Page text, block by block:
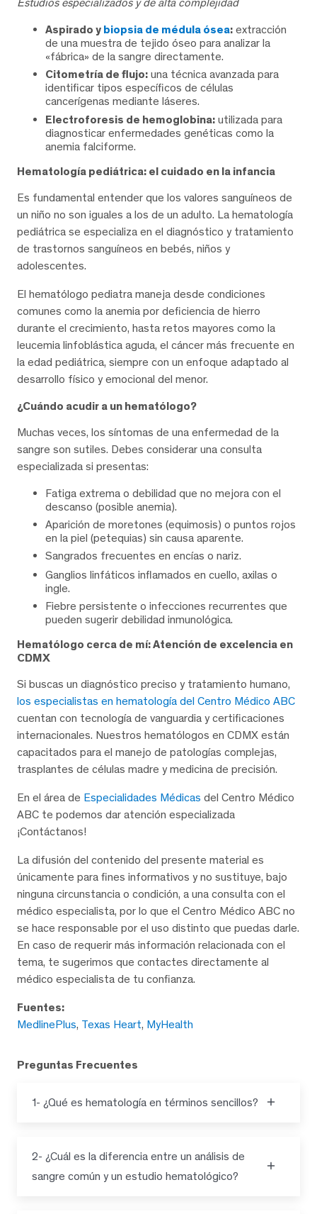
Aspirado y biopsia de médula ósea: extracción
de una muestra de tejido óseo para analizar la
«fábrica» de la sangre directamente.
Citometría de flujo: una técnica avanzada para
identificar tipos específicos de células
cancerígenas mediante láseres.
Electroforesis de hemoglobina: utilizada para
diagnosticar enfermedades genéticas como la
anemia falciforme.
Hematología pediátrica: el cuidado en la infancia
Es fundamental entender que los valores sanguíneos de
un niño no son iguales a los de un adulto. La hematología
pediátrica se especializa en el diagnóstico y tratamiento
de trastornos sanguíneos en bebés, niños y
adolescentes.
El hematólogo pediatra maneja desde condiciones
comunes como la anemia por deficiencia de hierro
durante el crecimiento, hasta retos mayores como la
leucemia linfoblástica aguda, el cáncer más frecuente en
la edad pediátrica, siempre con un enfoque adaptado al
desarrollo físico y emocional del menor.
¿Cuándo acudir a un hematólogo?
Muchas veces, los síntomas de una enfermedad de la
sangre son sutiles. Debes considerar una consulta
especializada si presentas:
Fatiga extrema o debilidad que no mejora con el
descanso (posible anemia).
Aparición de moretones (equimosis) o puntos rojos
en la piel (petequias) sin causa aparente.
Sangrados frecuentes en encías o nariz.
Ganglios linfáticos inflamados en cuello, axilas o
ingle.
Fiebre persistente o infecciones recurrentes que
pueden sugerir debilidad inmunológica.
Hematólogo cerca de mí: Atención de excelencia en
CDMX
Si buscas un diagnóstico preciso y tratamiento humano,
los especialistas en hematología del Centro Médico ABC
cuentan con tecnología de vanguardia y certificaciones
internacionales. Nuestros hematólogos en CDMX están
capacitados para el manejo de patologías complejas,
trasplantes de células madre y medicina de precisión.
En el área de Especialidades Médicas del Centro Médico
ABC te podemos dar atención especializada
¡Contáctanos!
La difusión del contenido del presente material es
únicamente para fines informativos y no sustituye, bajo
ninguna circunstancia o condición, a una consulta con el
médico especialista, por lo que el Centro Médico ABC no
se hace responsable por el uso distinto que puedas darle.
En caso de requerir más información relacionada con el
tema, te sugerimos que contactes directamente al
médico especialista de tu confianza.
Fuentes:
MedlinePlus, Texas Heart, MyHealth
Preguntas Frecuentes
1- ¿Qué es hematología en términos sencillos?
2- ¿Cuál es la diferencia entre un análisis de
sangre común y un estudio hematológico?